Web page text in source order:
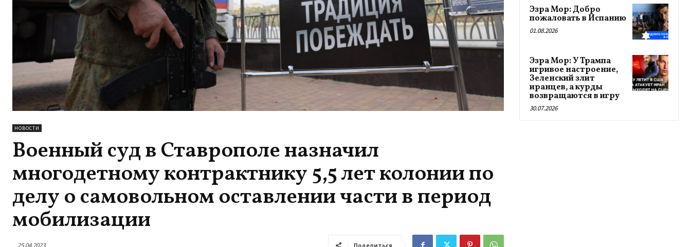
НОВОСТИ
Военный суд в Ставрополе назначил
многодетному контрактнику 5,5 лет колонии по
делу о самовольном оставлении части в период
мобилизации
Поделиться
Эзра Мор: Добро
пожаловать в Испанию
01.08.2026
Эзра Мор: У Трампа
игривое настроение,
Зеленский злит
иранцев, а курды
возвращаются в игру
30.07.2026